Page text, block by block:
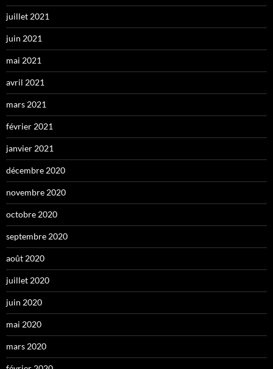
juillet 2021
juin 2021
mai 2021
avril 2021
mars 2021
février 2021
janvier 2021
décembre 2020
novembre 2020
octobre 2020
septembre 2020
août 2020
juillet 2020
juin 2020
mai 2020
mars 2020